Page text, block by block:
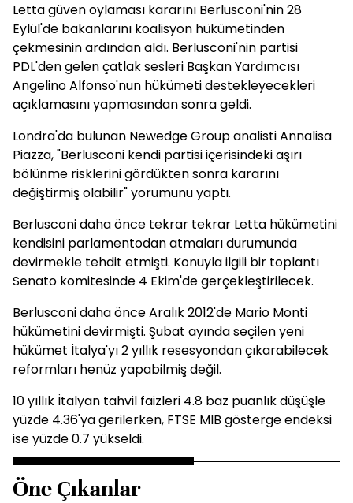
Letta güven oylaması kararını Berlusconi'nin 28
Eylül'de bakanlarını koalisyon hükümetinden
çekmesinin ardından aldı. Berlusconi'nin partisi
PDL'den gelen çatlak sesleri Başkan Yardımcısı
Angelino Alfonso'nun hükümeti destekleyecekleri
açıklamasını yapmasından sonra geldi.
Londra'da bulunan Newedge Group analisti Annalisa
Piazza, "Berlusconi kendi partisi içerisindeki aşırı
bölünme risklerini gördükten sonra kararını
değiştirmiş olabilir" yorumunu yaptı.
Berlusconi daha önce tekrar tekrar Letta hükümetini
kendisini parlamentodan atmaları durumunda
devirmekle tehdit etmişti. Konuyla ilgili bir toplantı
Senato komitesinde 4 Ekim'de gerçekleştirilecek.
Berlusconi daha önce Aralık 2012'de Mario Monti
hükümetini devirmişti. Şubat ayında seçilen yeni
hükümet İtalya'yı 2 yıllık resesyondan çıkarabilecek
reformları henüz yapabilmiş değil.
10 yıllık İtalyan tahvil faizleri 4.8 baz puanlık düşüşle
yüzde 4.36'ya gerilerken, FTSE MIB gösterge endeksi
ise yüzde 0.7 yükseldi.
Öne Çıkanlar